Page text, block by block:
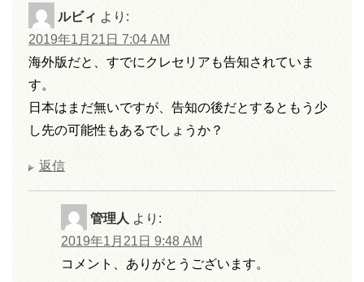
ルビィ より:
2019年1月21日 7:04 AM
海外版だと、すでにクレセリアも告知されていま
す。
日本はまだ無いですが、告知の後だとするともう少
し先の可能性もあるでしょうか？
返信
管理人 より:
2019年1月21日 9:48 AM
コメント、ありがとうございます。